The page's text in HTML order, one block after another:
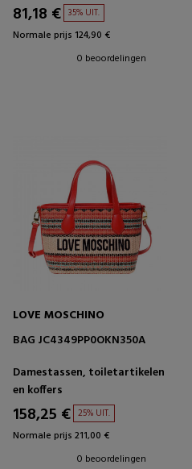
81,18 € 35% UIT.
Normale prijs 124,90 €
0 beoordelingen
LOVE MOSCHINO
BAG JC4349PP0OKN350A
Damestassen, toiletartikelen
en koffers
158,25 € 25% UIT.
Normale prijs 211,00 €
0 beoordelingen